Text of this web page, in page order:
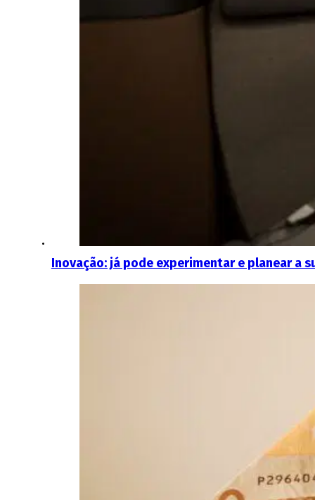
Inovação: já pode experimentar e planear a